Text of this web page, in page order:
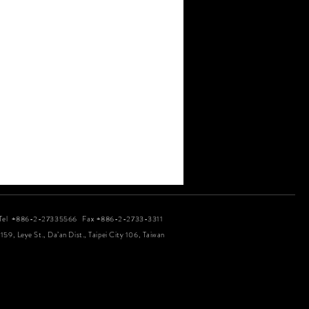
+886-2-27335566 Fax +886-2-2733-3311
Leye St., Da’an Dist., Taipei City 106, Taiwan